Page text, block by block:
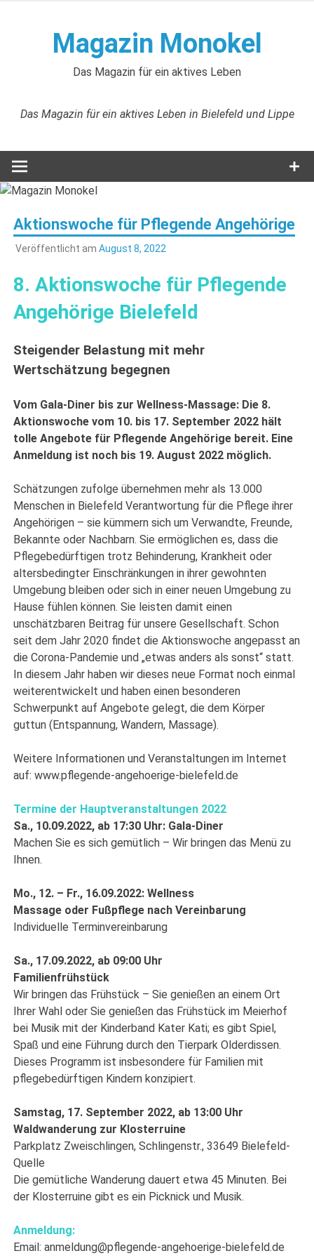
Magazin Monokel
Das Magazin für ein aktives Leben
Das Magazin für ein aktives Leben in Bielefeld und Lippe
Aktionswoche für Pflegende Angehörige
Veröffentlicht am August 8, 2022
8. Aktionswoche für Pflegende
Angehörige Bielefeld
Steigender Belastung mit mehr
Wertschätzung begegnen
Vom Gala-Diner bis zur Wellness-Massage: Die 8.
Aktionswoche vom 10. bis 17. September 2022 hält
tolle Angebote für Pflegende Angehörige bereit. Eine
Anmeldung ist noch bis 19. August 2022 möglich.
Schätzungen zufolge übernehmen mehr als 13.000
Menschen in Bielefeld Verantwortung für die Pflege ihrer
Angehörigen – sie kümmern sich um Verwandte, Freunde,
Bekannte oder Nachbarn. Sie ermöglichen es, dass die
Pflegebedürftigen trotz Behinderung, Krankheit oder
altersbedingter Einschränkungen in ihrer gewohnten
Umgebung bleiben oder sich in einer neuen Umgebung zu
Hause fühlen können. Sie leisten damit einen
unschätzbaren Beitrag für unsere Gesellschaft. Schon
seit dem Jahr 2020 findet die Aktionswoche angepasst an
die Corona-Pandemie und „etwas anders als sonst“ statt.
In diesem Jahr haben wir dieses neue Format noch einmal
weiterentwickelt und haben einen besonderen
Schwerpunkt auf Angebote gelegt, die dem Körper
guttun (Entspannung, Wandern, Massage).
Weitere Informationen und Veranstaltungen im Internet
auf: www.pflegende-angehoerige-bielefeld.de
Termine der Hauptveranstaltungen 2022
Sa., 10.09.2022, ab 17:30 Uhr: Gala-Diner
Machen Sie es sich gemütlich – Wir bringen das Menü zu
Ihnen.
Mo., 12. – Fr., 16.09.2022: Wellness
Massage oder Fußpflege nach Vereinbarung
Individuelle Terminvereinbarung
Sa., 17.09.2022, ab 09:00 Uhr
Familienfrühstück
Wir bringen das Frühstück – Sie genießen an einem Ort
Ihrer Wahl oder Sie genießen das Frühstück im Meierhof
bei Musik mit der Kinderband Kater Kati; es gibt Spiel,
Spaß und eine Führung durch den Tierpark Olderdissen.
Dieses Programm ist insbesondere für Familien mit
pflegebedürftigen Kindern konzipiert.
Samstag, 17. September 2022, ab 13:00 Uhr
Waldwanderung zur Klosterruine
Parkplatz Zweischlingen, Schlingenstr., 33649 Bielefeld-
Quelle
Die gemütliche Wanderung dauert etwa 45 Minuten. Bei
der Klosterruine gibt es ein Picknick und Musik.
Anmeldung:
Email: anmeldung@pflegende-angehoerige-bielefeld.de